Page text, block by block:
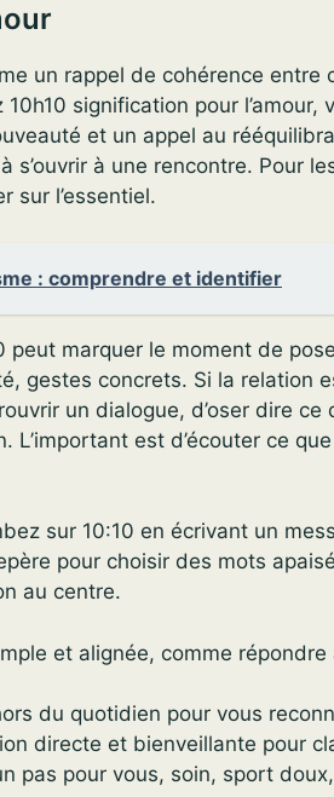
un rappel de cohérence entre
signification pour l’amour,
et un appel au
s’ouvrir à une rencontre. Pour
sur l’essentiel.
: comprendre et identifier
peut marquer le moment de
gestes concrets. Si la relation
un dialogue, d’oser dire ce
est d’écouter ce
sur 10:10 en écrivant un
pour choisir des mots
au centre.
et alignée, comme répondre
du quotidien pour vous
directe et bienveillante pour
pas pour vous, soin, sport doux,